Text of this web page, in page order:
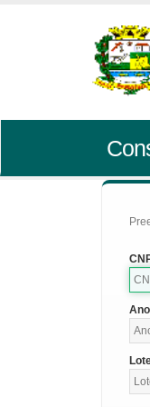
Ano